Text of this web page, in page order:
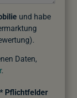
und habe
Daten,
.
* Pflichtfelder